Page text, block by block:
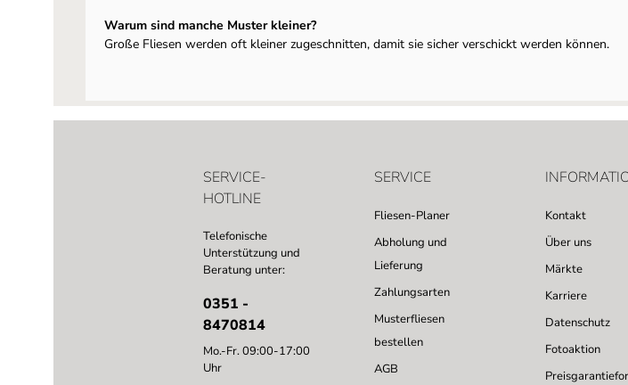
Warum sind manche Muster kleiner?
Große Fliesen werden oft kleiner zugeschnitten, damit sie sicher verschickt werden können.
SERVICE-
HOTLINE
Telefonische
Unterstützung und
Beratung unter:
0351 -
8470814
Mo.-Fr. 09:00-17:00
Uhr
SERVICE
Fliesen-Planer
Abholung und
Lieferung
Zahlungsarten
Musterfliesen
bestellen
AGB
Kontakt
Über uns
Märkte
Karriere
Datenschutz
Fotoaktion